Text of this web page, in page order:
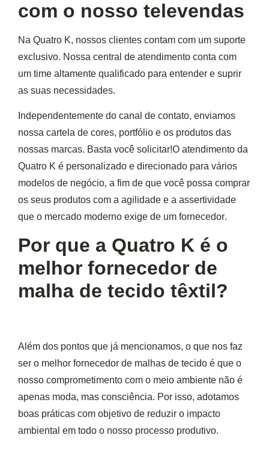
com o nosso televendas
Na Quatro K, nossos clientes contam com um suporte
exclusivo. Nossa central de atendimento conta com
um time altamente qualificado para entender e suprir
as suas necessidades.
Independentemente do canal de contato, enviamos
nossa cartela de cores, portfólio e os produtos das
nossas marcas. Basta você solicitar!O atendimento da
Quatro K é personalizado e direcionado para vários
modelos de negócio, a fim de que você possa comprar
os seus produtos com a agilidade e a assertividade
que o mercado moderno exige de um fornecedor.
Por que a Quatro K é o
melhor fornecedor de
malha de tecido têxtil?
Além dos pontos que já mencionamos, o que nos faz
ser o melhor fornecedor de malhas de tecido é que o
nosso comprometimento com o meio ambiente não é
apenas moda, mas consciência. Por isso, adotamos
boas práticas com objetivo de reduzir o impacto
ambiental em todo o nosso processo produtivo.